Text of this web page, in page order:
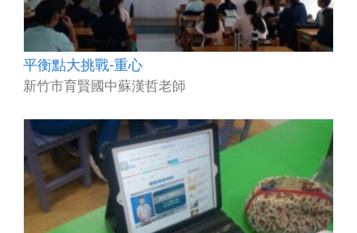
平衡點大挑戰-重心
新竹市育賢國中蘇漢哲老師